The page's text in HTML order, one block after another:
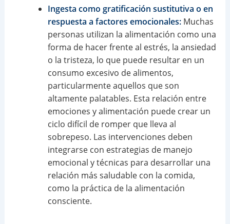
Ingesta como gratificación sustitutiva o en
respuesta a factores emocionales:Muchas
personas utilizan la alimentación como una
forma de hacer frente al estrés, la ansiedad
o la tristeza, lo que puede resultar en un
consumo excesivo de alimentos,
particularmente aquellos que son
altamente palatables. Esta relación entre
emociones y alimentación puede crear un
ciclo difícil de romper que lleva al
sobrepeso. Las intervenciones deben
integrarse con estrategias de manejo
emocional y técnicas para desarrollar una
relación más saludable con la comida,
como la práctica de la alimentación
consciente.